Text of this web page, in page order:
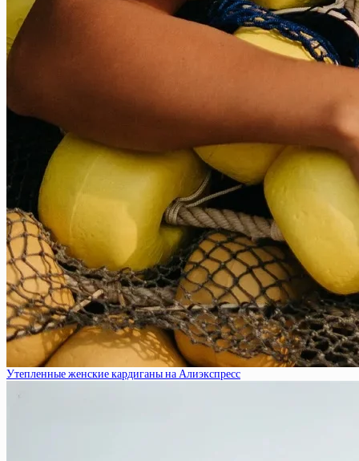
Утепленные женские кардиганы на Алиэкспресс